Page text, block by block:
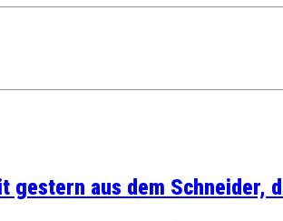
aus dem Schneider,